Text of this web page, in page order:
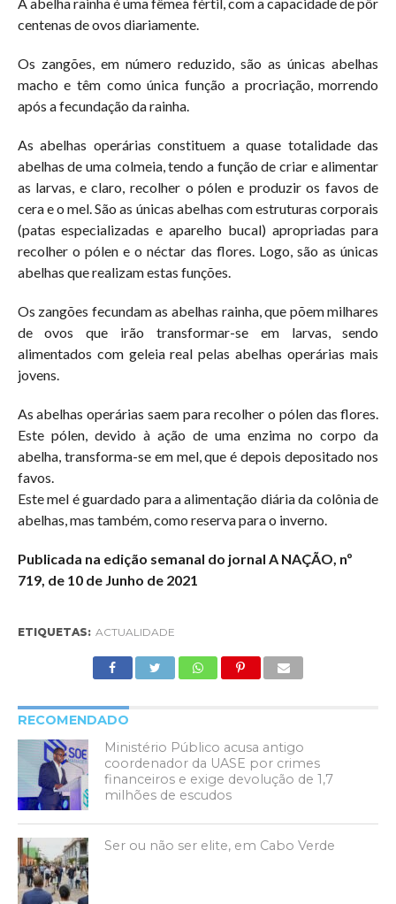
centenas de ovos diariamente.
Os zangões, em número reduzido, são as únicas abelhas
macho e têm como única função a procriação, morrendo
após a fecundação da rainha.
As abelhas operárias constituem a quase totalidade das
abelhas de uma colmeia, tendo a função de criar e alimentar
as larvas, e claro, recolher o pólen e produzir os favos de
cera e o mel. São as únicas abelhas com estruturas corporais
(patas especializadas e aparelho bucal) apropriadas para
recolher o pólen e o néctar das flores. Logo, são as únicas
abelhas que realizam estas funções.
Os zangões fecundam as abelhas rainha, que põem milhares
de ovos que irão transformar-se em larvas, sendo
alimentados com geleia real pelas abelhas operárias mais
jovens.
As abelhas operárias saem para recolher o pólen das flores.
Este pólen, devido à ação de uma enzima no corpo da
abelha, transforma-se em mel, que é depois depositado nos
favos.
Este mel é guardado para a alimentação diária da colônia de
abelhas, mas também, como reserva para o inverno.
Publicada na edição semanal do jornal A NAÇÃO, nº
719, de 10 de Junho de 2021
ETIQUETAS: ACTUALIDADE
RECOMENDADO
Ministério Público acusa antigo
coordenador da UASE por crimes
financeiros e exige devolução de 1,7
milhões de escudos
Ser ou não ser elite, em Cabo Verde